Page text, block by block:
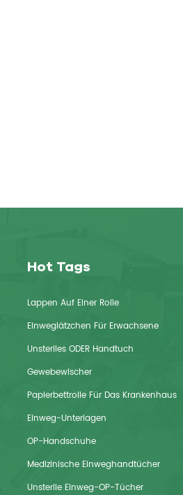
Hot Tags
Lappen Auf Einer Rolle
Einweglätzchen Für Erwachsene
Unsteriles ODER Handtuch
Gewebewischer
Papierbettrolle Für Das Krankenhaus
Einweg-Unterlagen
OP-Handschuhe
Medizinische Einweghandtücher
Unsterile Einweg-OP-Tücher